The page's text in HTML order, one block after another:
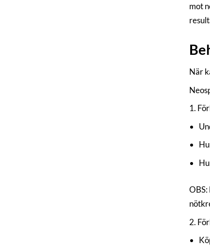
mot
När
1.
2.